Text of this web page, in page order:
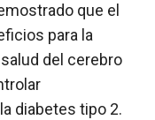
que el
para la
del cerebro
diabetes tipo 2.